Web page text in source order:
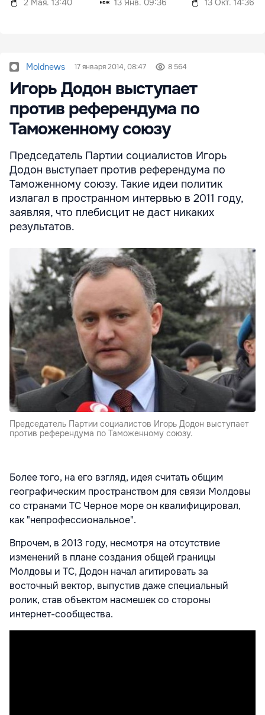
2 Мая. 13:40 13 Янв. 09:36 13 Окт. 14:36
Moldnews 17 января 2014, 08:47 8 564
Игорь Додон выступает
против референдума по
Таможенному союзу
Председатель Партии социалистов Игорь
Додон выступает против референдума по
Таможенному союзу. Такие идеи политик
излагал в пространном интервью в 2011 году,
заявляя, что плебисцит не даст никаких
результатов.
Председатель Партии социалистов Игорь Додон выступает
против референдума по Таможенному союзу.
Более того, на его взгляд, идея считать общим
географическим пространством для связи Молдовы
со странами ТС Черное море он квалифицировал,
как "непрофессиональное".
Впрочем, в 2013 году, несмотря на отсутствие
изменений в плане создания общей границы
Молдовы и ТС, Додон начал агитировать за
восточный вектор, выпустив даже специальный
ролик, став объектом насмешек со стороны
интернет-сообщества.